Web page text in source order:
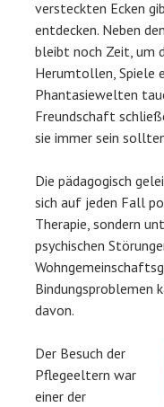
versteckten Ecken
entdecken. Neben
bleibt noch Zeit, um
Herumtollen, Spiele
Phantasiewelten
Freundschaft
sie immer sein
Die pädagogisch
sich auf jeden Fall
Therapie, sondern
psychischen
Bindungsproblemen
davon.
Der Besuch der
Pflegeeltern war
einer der